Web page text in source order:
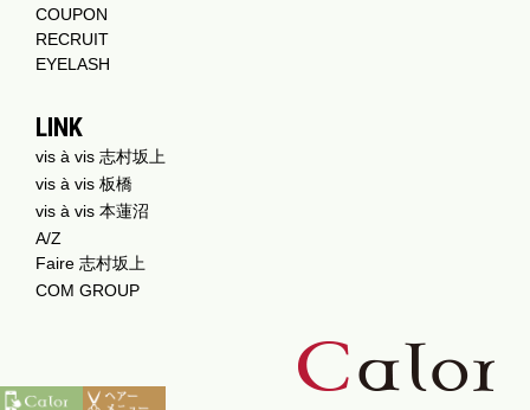
COUPON
RECRUIT
EYELASH
LINK
vis à vis 志村坂上
vis à vis 板橋
vis à vis 本蓮沼
A/Z
Faire 志村坂上
COM GROUP